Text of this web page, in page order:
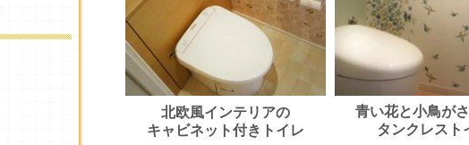
北欧風インテリアの
キャビネット付きトイレ
青い花と小鳥が
タンクレスト